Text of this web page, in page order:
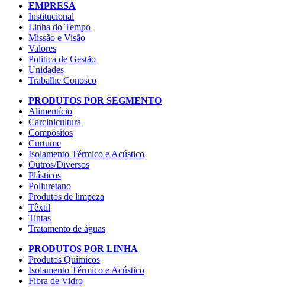
EMPRESA
Institucional
Linha do Tempo
Missão e Visão
Valores
Politica de Gestão
Unidades
Trabalhe Conosco
PRODUTOS POR SEGMENTO
Alimentício
Carcinicultura
Compósitos
Curtume
Isolamento Térmico e Acústico
Outros/Diversos
Plásticos
Poliuretano
Produtos de limpeza
Têxtil
Tintas
Tratamento de águas
PRODUTOS POR LINHA
Produtos Químicos
Isolamento Térmico e Acústico
Fibra de Vidro